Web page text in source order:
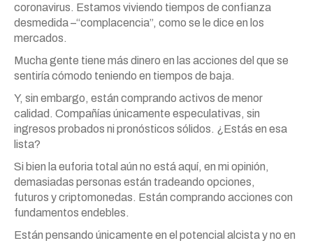
coronavirus. Estamos viviendo tiempos de confianza
desmedida –“complacencia”, como se le dice en los
mercados.
Mucha gente tiene más dinero en las acciones del que se
sentiría cómodo teniendo en tiempos de baja.
Y, sin embargo, están comprando activos de menor
calidad. Compañías únicamente especulativas, sin
ingresos probados ni pronósticos sólidos. ¿Estás en esa
lista?
Si bien la euforia total aún no está aquí, en mi opinión,
demasiadas personas están tradeando opciones,
futuros ycriptomonedas. Están comprando acciones con
fundamentos endebles.
Están pensando únicamente en el potencial alcistayno en